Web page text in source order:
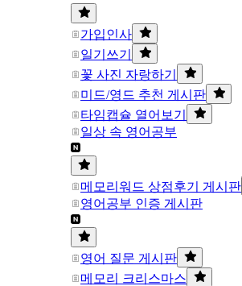
가입인사
일기쓰기
꽃 사진 자랑하기
미드/영드 추천 게시판
타임캡슐 열어보기
일상 속 영어공부
메모리워드 상점후기 게시판
영어공부 인증 게시판
영어 질문 게시판
메모리 크리스마스